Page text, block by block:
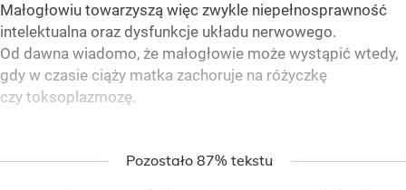
Małogłowiu towarzyszą więc zwykle niepełnosprawność
intelektualna oraz dysfunkcje układu nerwowego.
Od dawna wiadomo, że małogłowie może wystąpić wtedy,
gdy w czasie ciąży matka zachoruje na różyczkę
czy toksoplazmozę.
Pozostało 87% tekstu